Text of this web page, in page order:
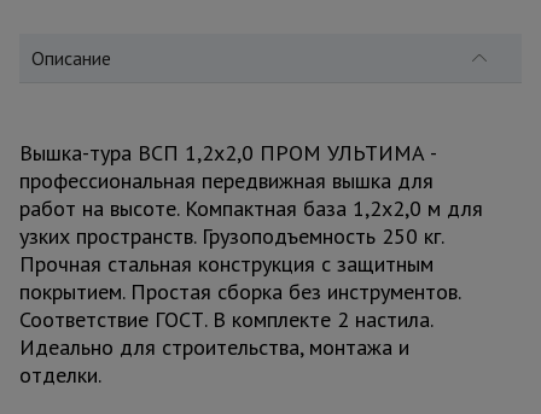
Штукатурные
комплекты
Сварочные
аппараты
Описание
Вышка-тура ВСП 1,2x2,0 ПРОМ УЛЬТИМА -
профессиональная передвижная вышка для
работ на высоте. Компактная база 1,2x2,0 м для
узких пространств. Грузоподъемность 250 кг.
Прочная стальная конструкция с защитным
покрытием. Простая сборка без инструментов.
Соответствие ГОСТ. В комплекте 2 настила.
Идеально для строительства, монтажа и
отделки.